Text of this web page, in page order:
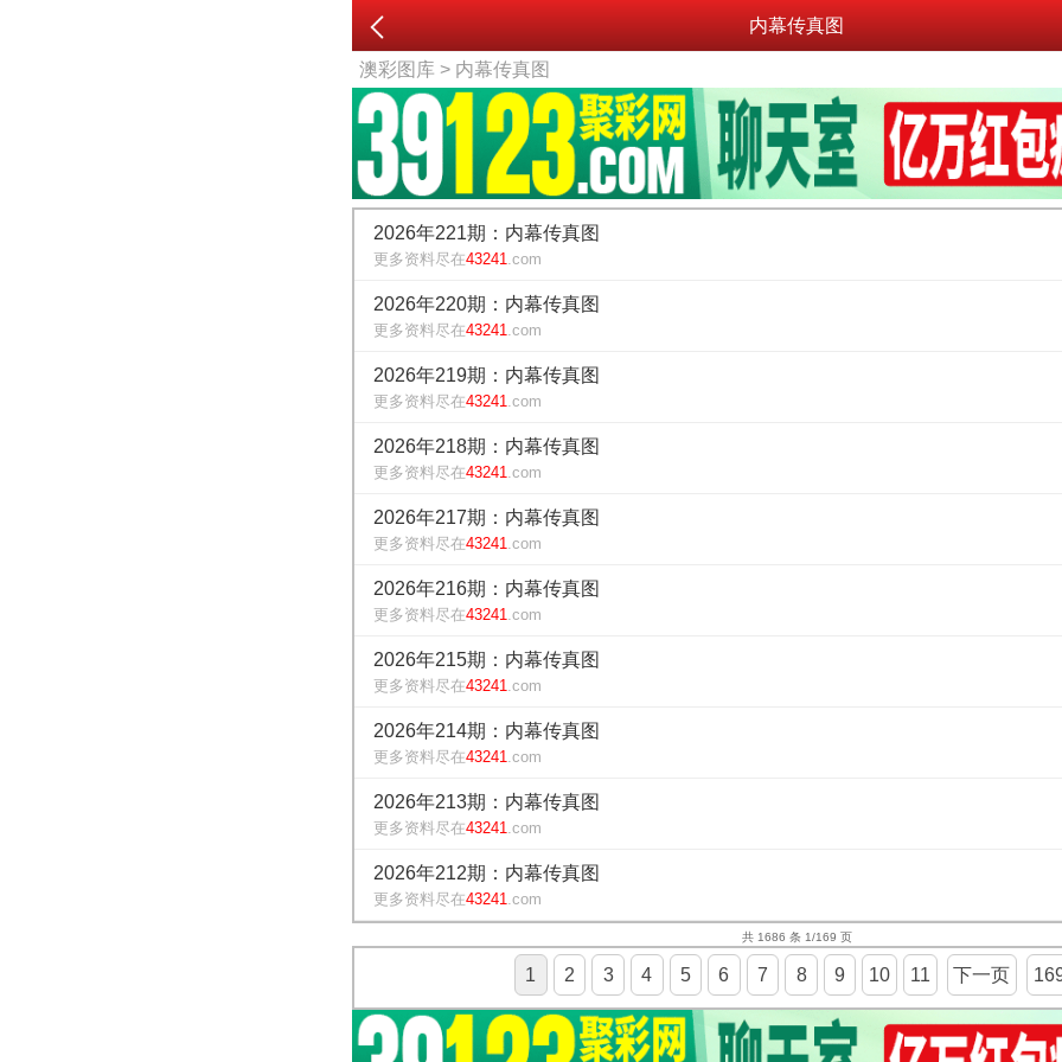
内幕传真图
澳彩图库 > 内幕传真图
2026年221期：内幕传真图
更多资料尽在43241.com
2026年220期：内幕传真图
更多资料尽在43241.com
2026年219期：内幕传真图
更多资料尽在43241.com
2026年218期：内幕传真图
更多资料尽在43241.com
2026年217期：内幕传真图
更多资料尽在43241.com
2026年216期：内幕传真图
更多资料尽在43241.com
2026年215期：内幕传真图
更多资料尽在43241.com
2026年214期：内幕传真图
更多资料尽在43241.com
2026年213期：内幕传真图
更多资料尽在43241.com
2026年212期：内幕传真图
更多资料尽在43241.com
共 1686 条 1/169 页
1 2 3 4 5 6 7 8 9 10 11 下一页